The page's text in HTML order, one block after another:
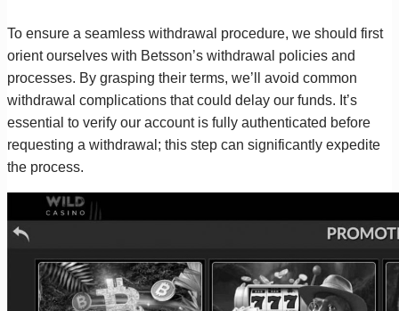
To ensure a seamless withdrawal procedure, we should first
orient ourselves with Betsson’s withdrawal policies and
processes. By grasping their terms, we’ll avoid common
withdrawal complications that could delay our funds. It’s
essential to verify our account is fully authenticated before
requesting a withdrawal; this step can significantly expedite
the process.